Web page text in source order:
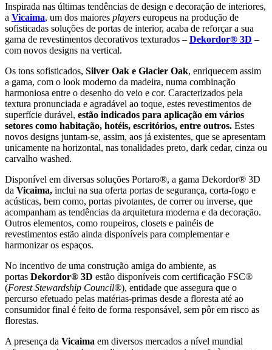
Inspirada nas últimas tendências de design e decoração de interiores,
a Vicaima, um dos maiores players europeus na produção de
sofisticadas soluções de portas de interior, acaba de reforçar a sua
gama de revestimentos decorativos texturados – Dekordor® 3D –
com novos designs na vertical.
Os tons sofisticados, Silver Oak e Glacier Oak, enriquecem assim
a gama, com o look moderno da madeira, numa combinação
harmoniosa entre o desenho do veio e cor. Caracterizados pela
textura pronunciada e agradável ao toque, estes revestimentos de
superfície durável, estão indicados para aplicação em vários
setores como habitação, hotéis, escritórios, entre outros. Estes
novos designs juntam-se, assim, aos já existentes, que se apresentam
unicamente na horizontal, nas tonalidades preto, dark cedar, cinza ou
carvalho washed.
Disponível em diversas soluções Portaro®, a gama Dekordor® 3D
da Vicaima, inclui na sua oferta portas de segurança, corta-fogo e
acústicas, bem como, portas pivotantes, de correr ou inverse, que
acompanham as tendências da arquitetura moderna e da decoração.
Outros elementos, como roupeiros, closets e painéis de
revestimentos estão ainda disponíveis para complementar e
harmonizar os espaços.
No incentivo de uma construção amiga do ambiente as
portas Dekordor® 3D estão disponíveis com certificação FSC®
(Forest Stewardship Council®), entidade que assegura que o
percurso efetuado pelas matérias-primas desde a floresta até ao
consumidor final é feito de forma responsável, sem pôr em risco as
florestas.
A presença da Vicaima em diversos mercados a nível mundial